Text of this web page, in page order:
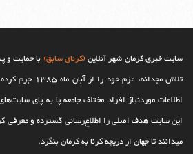
سایت خبری کرمان شهر آنلاین(کرنای سابق) با حمایت و
تلاش مجدانه، عزم
اطلاعات موردنیاز افراد مختلف جامعه پا به پای
این سایت هدف اصلی را اطلاع‌رسانی گسترده و معرفی
می‎‏دانند تا جهان از دریچه کرنا به کرمان بنگرد.